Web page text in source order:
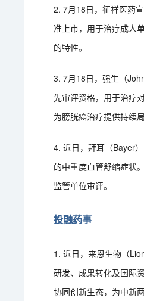
2. 7月18日，征祥医药
准上市，用于治疗成人
的特性。
3. 7月18日，强生（
先审评资格，用于治疗
为膀胱癌治疗提供持续
4. 近日，拜耳（Bayer
的中重度血管舒缩症状
监管单位审评。
投融药事
1. 近日，来恩生物（
研发、成果转化及国际
协同创新生态，为中新